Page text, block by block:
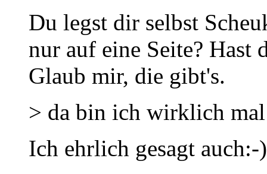
Du legst dir selbst
nur auf eine Seite? Hast
Glaub mir, die gibt's.
> da bin ich wirklich
Ich ehrlich gesagt auch:-)